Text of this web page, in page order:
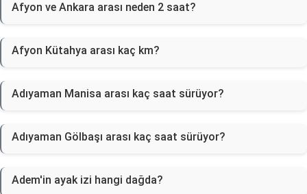
Afyon ve Ankara arası neden 2 saat?
Afyon Kütahya arası kaç km?
Adıyaman Manisa arası kaç saat sürüyor?
Adıyaman Gölbaşı arası kaç saat sürüyor?
Adem'in ayak izi hangi dağda?